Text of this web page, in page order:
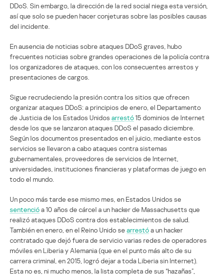
DDoS. Sin embargo, la dirección de la red social niega esta versión,
así que solo se pueden hacer conjeturas sobre las posibles causas
del incidente.
En ausencia de noticias sobre ataques DDoS graves, hubo
frecuentes noticias sobre grandes operaciones de la policía contra
los organizadores de ataques, con los consecuentes arrestos y
presentaciones de cargos.
Sigue recrudeciendo la presión contra los sitios que ofrecen
organizar ataques DDoS: a principios de enero, el Departamento
de Justicia de los Estados Unidos arrestó15 dominios de Internet
desde los que se lanzaron ataques DDoS el pasado diciembre.
Según los documentos presentados en el juicio, mediante estos
servicios se llevaron a cabo ataques contra sistemas
gubernamentales, proveedores de servicios de Internet,
universidades, instituciones financieras y plataformas de juego en
todo el mundo.
Un poco más tarde ese mismo mes, en Estados Unidos se
sentencióa 10 años de cárcel a un hacker de Massachusetts que
realizó ataques DDoS contra dos establecimientos de salud.
También en enero, en el Reino Unido se arrestóa un hacker
contratado que dejó fuera de servicio varias redes de operadores
móviles en Liberia y Alemania (que en el punto más alto de su
carrera criminal, en 2015, logró dejar a toda Liberia sin Internet).
Esta no es, ni mucho menos, la lista completa de sus “hazañas”,